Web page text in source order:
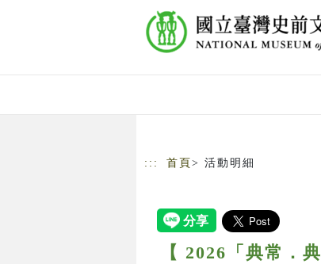
::: 首頁 > 活動明細
【 2026「典常．